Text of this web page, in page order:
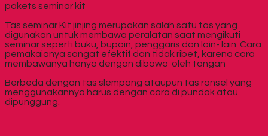
pakets seminar kit
Tas seminar Kit jinjing merupakan salah satu tas yang
digunakan untuk membawa peralatan saat mengikuti
seminar seperti buku, bupoin, penggaris dan lain- lain. Cara
pemakaianya sangat efektif dan tidak ribet, karena cara
membawanya hanya dengan dibawa oleh tangan
Berbeda dengan tas slempang ataupun tas ransel yang
menggunakannya harus dengan cara di pundak atau
dipunggung.